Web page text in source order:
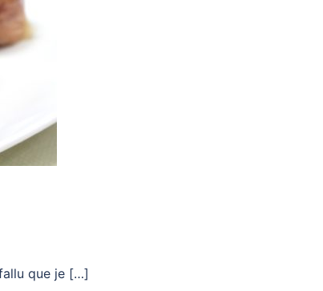
que je […]